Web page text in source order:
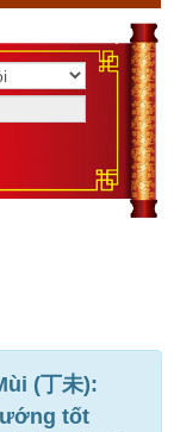
(丁未):
tốt